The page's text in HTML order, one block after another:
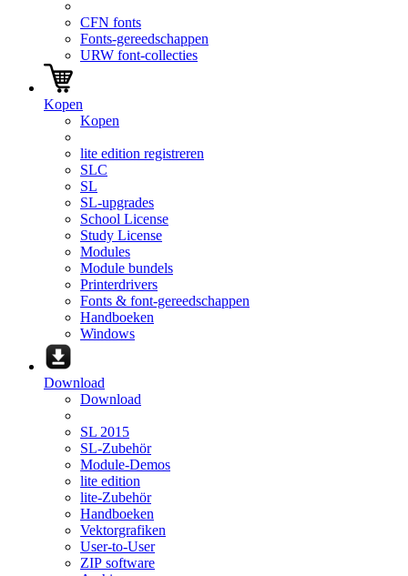
CFN fonts
Fonts-gereedschappen
URW font-collecties
Kopen
Kopen
lite edition registreren
SLC
SL
SL-upgrades
School License
Study License
Modules
Module bundels
Printerdrivers
Fonts & font-gereedschappen
Handboeken
Windows
Download
Download
SL 2015
SL-Zubehör
Module-Demos
lite edition
lite-Zubehör
Handboeken
Vektorgrafiken
User-to-User
ZIP software